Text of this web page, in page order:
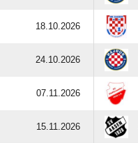
18.10.2026
24.10.2026
07.11.2026
15.11.2026